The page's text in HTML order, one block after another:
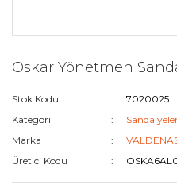
Oskar Yönetmen
Stok Kodu
7020025
Kategori
Marka
Üretici Kodu